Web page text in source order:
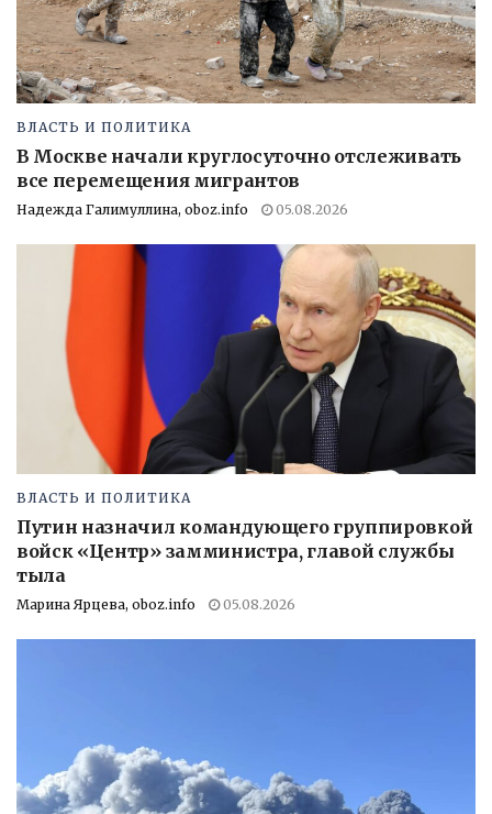
ВЛАСТЬ И ПОЛИТИКА
В Москве начали круглосуточно отслеживать
все перемещения мигрантов
Надежда Галимуллина, oboz.info 05.08.2026
ВЛАСТЬ И ПОЛИТИКА
Путин назначил командующего группировкой
войск «Центр» замминистра, главой службы
тыла
Марина Ярцева, oboz.info 05.08.2026